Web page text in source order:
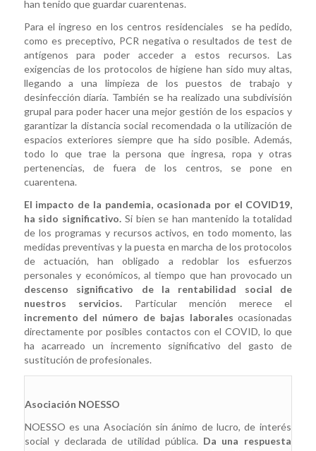
han tenido que guardar cuarentenas.
Para el ingreso en los centros residenciales se ha pedido,
como es preceptivo, PCR negativa o resultados de test de
antígenos para poder acceder a estos recursos. Las
exigencias de los protocolos de higiene han sido muy altas,
llegando a una limpieza de los puestos de trabajo y
desinfección diaria. También se ha realizado una subdivisión
grupal para poder hacer una mejor gestión de los espacios y
garantizar la distancia social recomendada o la utilización de
espacios exteriores siempre que ha sido posible. Además,
todo lo que trae la persona que ingresa, ropa y otras
pertenencias, de fuera de los centros, se pone en
cuarentena.
El impacto de la pandemia, ocasionada por el COVID19,
ha sido significativo. Si bien se han mantenido la totalidad
de los programas y recursos activos, en todo momento, las
medidas preventivas y la puesta en marcha de los protocolos
de actuación, han obligado a redoblar los esfuerzos
personales y económicos, al tiempo que han provocado un
descenso significativo de la rentabilidad social de
nuestros servicios. Particular mención merece el
incremento del número de bajas laboralesocasionadas
directamente por posibles contactos con el COVID, lo que
ha acarreado un incremento significativo del gasto de
sustitución de profesionales.
Asociación NOESSO
NOESSO es una Asociación sin ánimo de lucro, de interés
social y declarada de utilidad pública. Da una respuesta